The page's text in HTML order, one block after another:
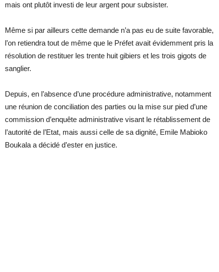
mais ont plutôt investi de leur argent pour subsister.
Même si par ailleurs cette demande n’a pas eu de suite favorable,
l’on retiendra tout de même que le Préfet avait évidemment pris la
résolution de restituer les trente huit gibiers et les trois gigots de
sanglier.
Depuis, en l’absence d’une procédure administrative, notamment
une réunion de conciliation des parties ou la mise sur pied d’une
commission d’enquête administrative visant le rétablissement de
l’autorité de l’Etat, mais aussi celle de sa dignité, Emile Mabioko
Boukala a décidé d’ester en justice.